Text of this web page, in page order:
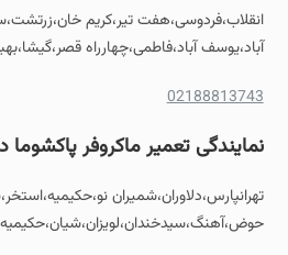
انقلاب،فردوسی،هفت تیر،کریم
آباد،یوسف آباد،فاطمی،چهارراه
02188813743
نمایندگی تعمیر ماکروفر پاکشوما
تهرانپارس،دلاوران،شمیران